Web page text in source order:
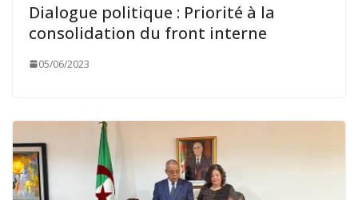
Dialogue politique : Priorité à la
consolidation du front interne
05/06/2023